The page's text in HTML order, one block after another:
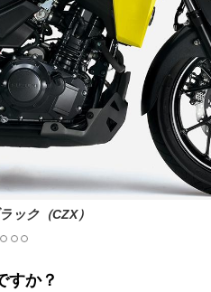
ック（CZX）
ク（BKJ）
すか？